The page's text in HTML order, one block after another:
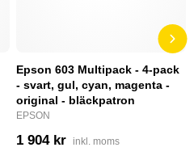
Epson 603 Multipack - 4-pack
- svart, gul, cyan, magenta -
original - bläckpatron
EPSON
1 904 kr inkl. moms